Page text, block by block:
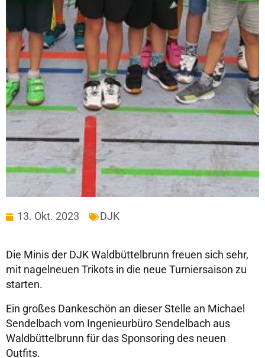
13. Okt. 2023 DJK
Die Minis der DJK Waldbüttelbrunn freuen sich sehr,
mit nagelneuen Trikots in die neue Turniersaison zu
starten.
Ein großes Dankeschön an dieser Stelle an Michael
Sendelbach vom Ingenieurbüro Sendelbach aus
Waldbüttelbrunn für das Sponsoring des neuen
Outfits.